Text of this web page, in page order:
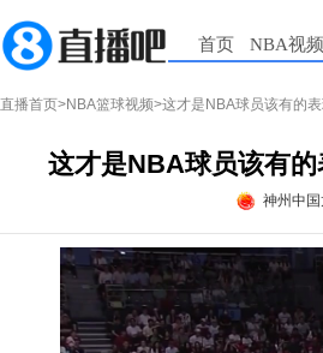
首页 NBA视频
直播首页>NBA篮球视频>这才是NBA球员该有的
这才是NBA球员该有
神州中国